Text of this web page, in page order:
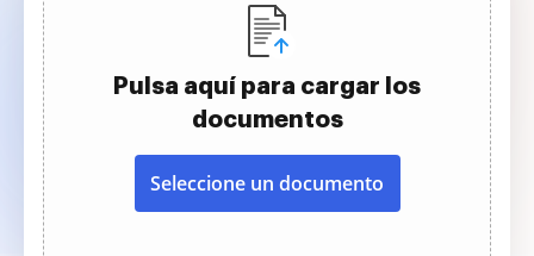
Pulsa aquí para cargar los
documentos
Seleccione un documento